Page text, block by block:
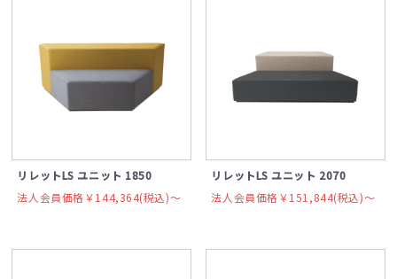
リレットLS ユニット 1850
法人会員価格￥144,364(税込)〜
リレットLS ユニット 2070
法人会員価格￥151,844(税込)〜